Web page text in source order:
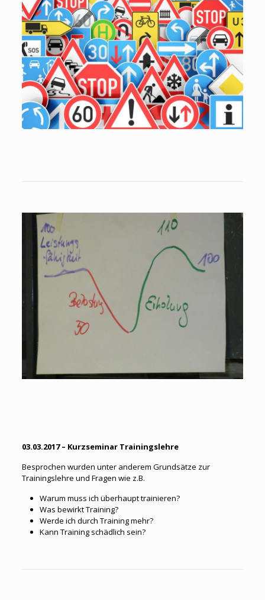
03.03.2017 – Kurzseminar Trainingslehre
Besprochen wurden unter anderem Grundsätze zur
Trainingslehre und Fragen wie z.B.
Warum muss ich überhaupt trainieren?
Was bewirkt Training?
Werde ich durch Training mehr?
Kann Training schädlich sein?